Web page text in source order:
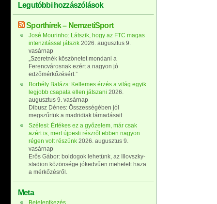
Legutóbbi hozzászólások
Sporthírek – NemzetiSport
José Mourinho: Látszik, hogy az FTC magas
intenzitással játszik 2026. augusztus 9.
vasárnap
„Szeretnék köszönetet mondani a
Ferencvárosnak ezért a nagyon jó
edzőmérkőzésért.”
Borbély Balázs: Kellemes érzés a világ egyik
legjobb csapata ellen játszani 2026.
augusztus 9. vasárnap
Dibusz Dénes: Összességében jól
megszűrtük a madridiak támadásait.
Szélesi: Értékes ez a győzelem, már csak
azért is, mert újpesti részről ebben nagyon
régen volt részünk 2026. augusztus 9.
vasárnap
Erős Gábor: boldogok lehetünk, az Illovszky-
stadion közönsége jókedvűen mehetett haza
a mérkőzésről.
Meta
Bejelentkezés